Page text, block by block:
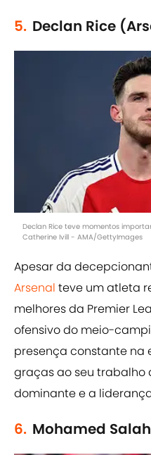
5. Declan Rice
Declan Rice teve momentos
Catherine Ivill - AMA/GettyImages
Apesar da
Arsenal teve um atleta
melhores da Premier
ofensivo do meio-
presença constante na
graças ao seu trabalho
dominante e a
6. Mohamed